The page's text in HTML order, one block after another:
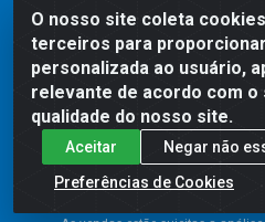
O nosso site coleta
terceiros para
personalizada ao usuário,
relevante de acordo com
qualidade do nosso site.
Aceitar
Negar não
Preferências de Cookies
Preços, promoções, condições de
para compras realizadas
divergência de preço de um